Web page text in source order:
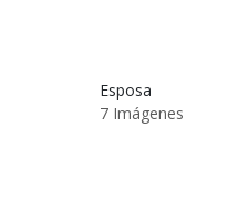
Esposa
7 Imágenes